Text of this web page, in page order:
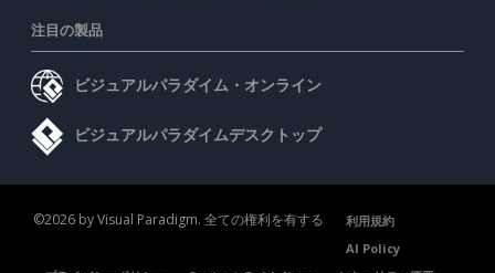
注目の製品
ビジュアルパラダイム・オンライン
ビジュアルパラダイムデスクトップ
©2026 by Visual Paradigm. 全ての権利を有する
利用規約
AI Policy